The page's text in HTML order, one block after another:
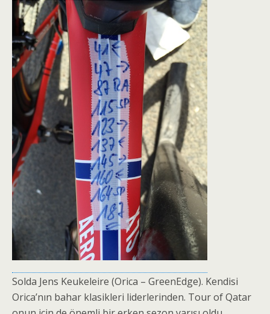
Solda Jens Keukeleire (Orica – GreenEdge). Kendisi
Orica’nın bahar klasikleri liderlerinden. Tour of Qatar